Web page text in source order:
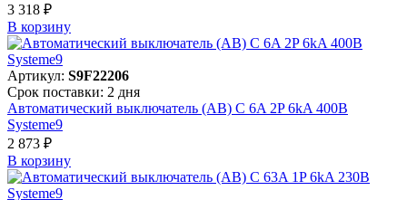
3 318 ₽
В корзинy
Артикул: S9F22206
Срок поставки: 2 дня
Автоматический выключатель (АВ) C 6A 2P 6kA 400В
Systeme9
2 873 ₽
В корзинy